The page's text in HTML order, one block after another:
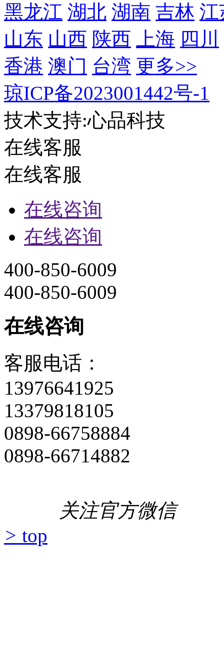
黑龙江 湖北 湖南 吉林 江
山东 山西 陕西 上海 四川
香港 澳门 台湾 更多>>
琼ICP备2023001442号-1
技术支持:心品科技
在线客服
在线客服
在线咨询
在线咨询
400-850-6009
400-850-6009
在线咨询
客服电话：
13976641925
13379818105
0898-66758884
0898-66714882
关注官方微信
> top